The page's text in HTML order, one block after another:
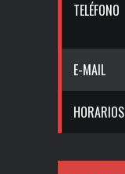
TELÉFONO
E-MAIL
HORARIOS